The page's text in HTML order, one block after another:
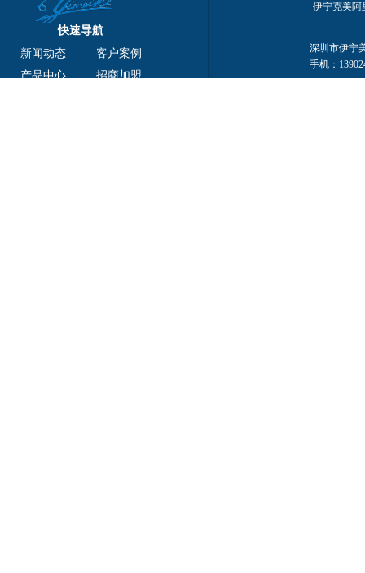
快速导航
新闻动态
客户案例
产品中心
招商加盟
伊宁克美阿
深圳市伊宁
手机：